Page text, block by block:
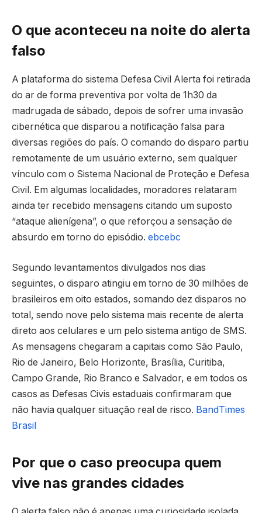
O que aconteceu na noite do alerta
falso
A plataforma do sistema Defesa Civil Alerta foi retirada
do ar de forma preventiva por volta de 1h30 da
madrugada de sábado, depois de sofrer uma invasão
cibernética que disparou a notificação falsa para
diversas regiões do país. O comando do disparo partiu
remotamente de um usuário externo, sem qualquer
vínculo com o Sistema Nacional de Proteção e Defesa
Civil. Em algumas localidades, moradores relataram
ainda ter recebido mensagens citando um suposto
“ataque alienígena”, o que reforçou a sensação de
absurdo em torno do episódio. ebcebc
Segundo levantamentos divulgados nos dias
seguintes, o disparo atingiu em torno de 30 milhões de
brasileiros em oito estados, somando dez disparos no
total, sendo nove pelo sistema mais recente de alerta
direto aos celulares e um pelo sistema antigo de SMS.
As mensagens chegaram a capitais como São Paulo,
Rio de Janeiro, Belo Horizonte, Brasília, Curitiba,
Campo Grande, Rio Branco e Salvador, e em todos os
casos as Defesas Civis estaduais confirmaram que
não havia qualquer situação real de risco. BandTimes
Brasil
Por que o caso preocupa quem
vive nas grandes cidades